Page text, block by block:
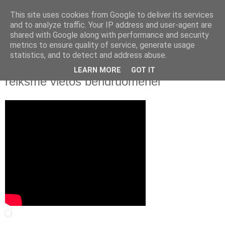
2015 m. vasario 24 d., antradienis
Asta Plataunienė. Daugiafunkcio centro
reikšmė vietos bendruomenei
This site uses cookies from Google to deliver its services
and to analyze traffic. Your IP address and user-agent are
shared with Google along with performance and security
metrics to ensure quality of service, generate usage
statistics, and to detect and address abuse.
LEARN MORE GOT IT